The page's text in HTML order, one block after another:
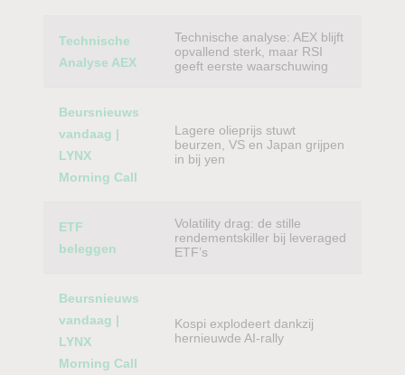
Technische
Analyse AEX
Technische analyse: AEX blijft
opvallend sterk, maar RSI
geeft eerste waarschuwing
Beursnieuws
vandaag |
LYNX
Morning Call
Lagere olieprijs stuwt
beurzen, VS en Japan grijpen
in bij yen
ETF
beleggen
Volatility drag: de stille
rendementskiller bij leveraged
ETF’s
Beursnieuws
vandaag |
LYNX
Morning Call
Kospi explodeert dankzij
hernieuwde AI-rally